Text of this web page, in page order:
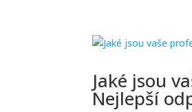
Jaké jsou
Nejlepší